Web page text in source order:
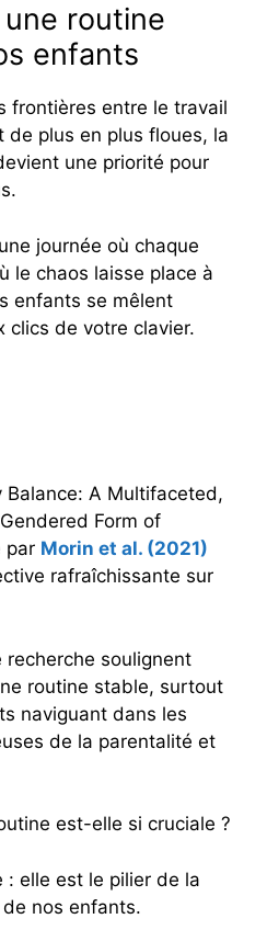
routine
enfants
frontières entre le travail
de plus en plus floues, la
une priorité pour
journée où chaque
le chaos laisse place à
enfants se mêlent
clics de votre clavier.
Balance: A Multifaceted,
Form of
par Morin et al. (2021)
rafraîchissante sur
soulignent
routine stable, surtout
naviguant dans les
de la parentalité et
est-elle si cruciale ?
: elle est le pilier de la
nos enfants.